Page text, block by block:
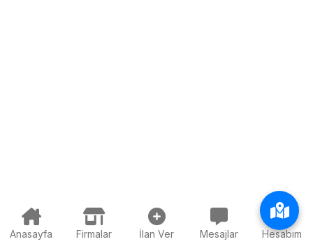
Anasayfa Firmalar İlan Ver Mesajlar Hesabım